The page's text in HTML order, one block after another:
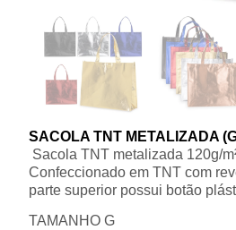
SACOLA TNT METALIZADA
Sacola TNT metalizada 120g/
Confeccionado em TNT com
parte superior possui botão
TAMANHO G